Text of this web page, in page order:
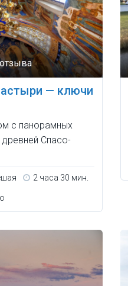
— ключи
с панорамных
древней Спасо-
2 часа 30 мин.